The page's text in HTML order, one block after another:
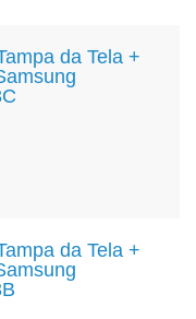
da Tela +
da Tela +